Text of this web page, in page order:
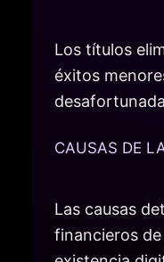
Los títulos
éxitos
CAUSAS DE
Las causas
financieros